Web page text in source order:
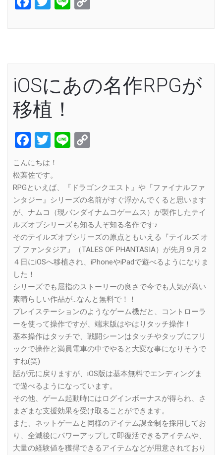
iOSにあの名作RPGが
移植！
Facebook
Twitter
Line
こんにちは！
松葉佐です。
RPGといえば、『ドラゴンクエスト』や『ファイナルファ
ンタジー』シリーズの名前がすぐ浮かんでくると思います
が、ナムコ（現バンダイナムコゲームス）が製作したテイ
ルズオブシリーズも知る人ぞ知る名作です♪
そのテイルズオブシリーズの原点ともいえる『テイルズ オ
ブ ファンタジア』（TALES OF PHANTASIA）が先月９月２
４日にiOSへ移植され、iPhoneやiPadで遊べるようになりま
した！
シリーズでも屈指のストーリーの良さで今でも人気が高い
素晴らしい作品が…なんと無料で！！
プレイステーションのようなゲーム機だと、コントローラ
ーを使って操作ですが、端末版はやはりタッチ操作！
基本操作はタッチで、戦闘シーンはタッチやタップにフリ
ックで操作と満員電車の中でやると大変な事になりそうで
すね(笑)
話が元に戻りますが、iOS版は基本無料でエンディングま
で遊べるようになっています。
その他、ゲーム起動時にはログインボーナスが得られ、さ
まざまな支援効果を受け取ることができます。
また、ネットゲームと同様のアイテム課金制を採用してお
り、全滅後にパワーアップして即復活できるアイテムや、
大量の経験値を獲得できるアイテムなどが用意されており